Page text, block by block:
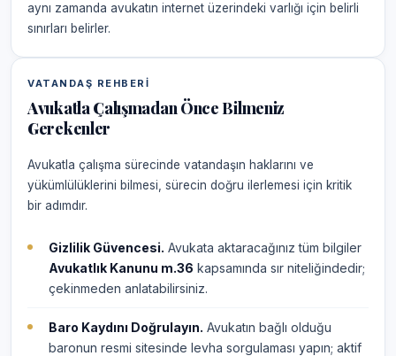
aynı zamanda avukatın internet üzerindeki varlığı için belirli
sınırları belirler.
VATANDAŞ REHBERI
Avukatla Çalışmadan Önce Bilmeniz
Gerekenler
Avukatla çalışma sürecinde vatandaşın haklarını ve
yükümlülüklerini bilmesi, sürecin doğru ilerlemesi için kritik
bir adımdır.
Gizlilik Güvencesi. Avukata aktaracağınız tüm bilgiler
Avukatlık Kanunu m.36 kapsamında sır niteliğindedir;
çekinmeden anlatabilirsiniz.
Baro Kaydını Doğrulayın. Avukatın bağlı olduğu
baronun resmi sitesinde levha sorgulaması yapın; aktif